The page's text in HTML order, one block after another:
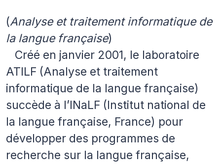
(Analyse et traitement informatique de
la langue française)
Créé en janvier 2001, le laboratoire
ATILF (Analyse et traitement
informatique de la langue française)
succède à l’INaLF (Institut national de
la langue française, France) pour
développer des programmes de
recherche sur la langue française,